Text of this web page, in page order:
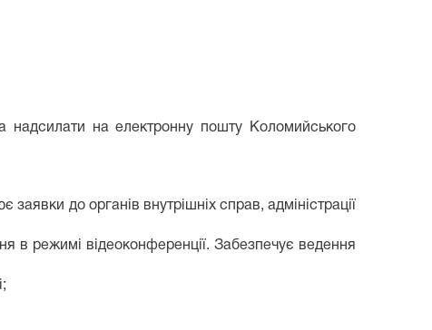
надсилати на електронну пошту Коломийського
до органів внутрішніх справ, адміністрації
в режимі відеоконференції. Забезпечує ведення